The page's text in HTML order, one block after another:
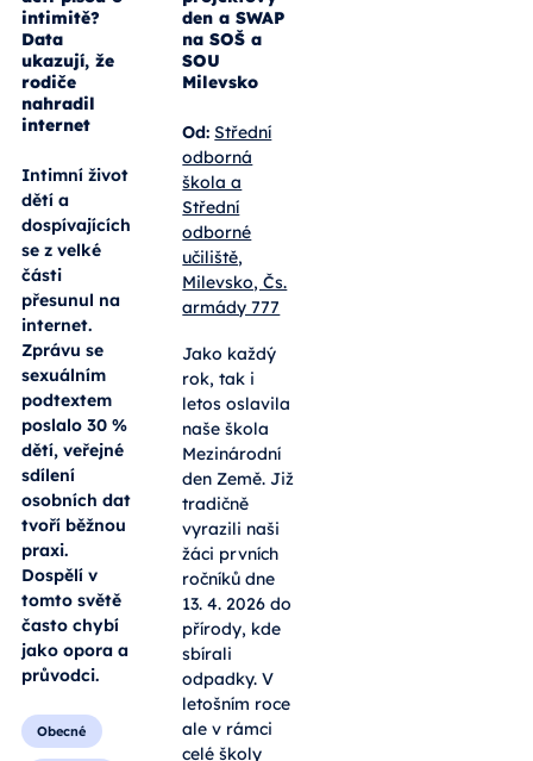
27. 05. 2026
S kým si
děti píšou o
Data
ukazují, že
rodiče
nahradil
internet
Intimní život
dětí a
dospívajících
se z velké
části
přesunul na
internet.
Zprávu se
sexuálním
podtextem
poslalo 30 %
dětí, veřejné
sdílení
osobních dat
tvoří běžnou
praxi.
tomto světě
22. 05. 2026
projektový
den a SWAP
na SOŠ a
SOU
Milevsko
Od: Střední
odborná
škola a
odborné
učiliště,
Milevsko, Čs.
armády 777
Jako každý
rok, tak i
letos oslavila
naše škola
Mezinárodní
den Země. Již
tradičně
vyrazili naši
žáci prvních
ročníků dne
13. 4. 2026 do